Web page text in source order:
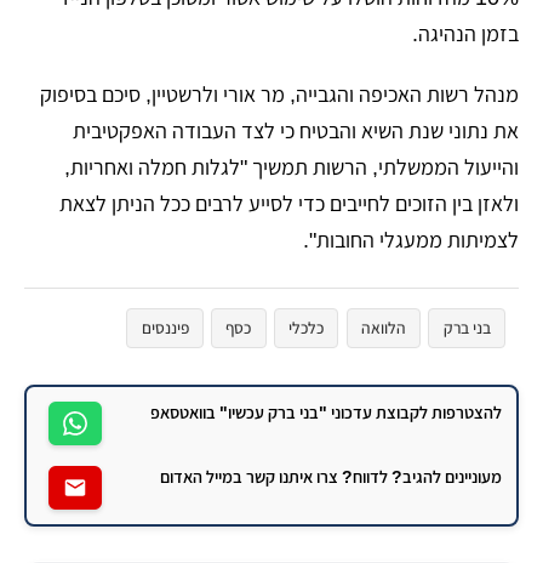
בזמן הנהיגה.
​מנהל רשות האכיפה והגבייה, מר אורי ולרשטיין, סיכם בסיפוק
את נתוני שנת השיא והבטיח כי לצד העבודה האפקטיבית
והייעול הממשלתי, הרשות תמשיך "לגלות חמלה ואחריות,
ולאזן בין הזוכים לחייבים כדי לסייע לרבים ככל הניתן לצאת
לצמיתות ממעגלי החובות".
בני ברק הלוואה כלכלי כסף פיננסים
להצטרפות לקבוצת עדכוני "בני ברק עכשיו" בוואטסאפ
מעוניינים להגיב? לדווח? צרו איתנו קשר במייל האדום